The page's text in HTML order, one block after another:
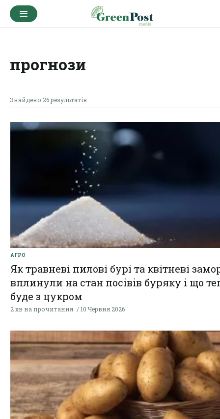
прогнози
Знайдено 26 результатів
АГРО
Як травневі пилові бурі та квітневі
вплинули на стан посівів буряку і що
буде з цукром
2 хв на прочитання 10 Червня 2026